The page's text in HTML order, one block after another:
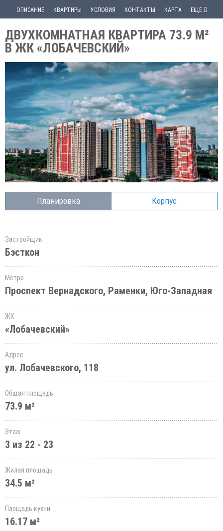
ОПИСАНИЕ КВАРТИРЫ УСЛОВИЯ КОНТАКТЫ КАРТА ЕЩЕ
ДВУХКОМНАТНАЯ КВАРТИРА 73.9 М²
В ЖК «ЛОБАЧЕВСКИЙ»
Планировка Корпус
Застройщик
Бэсткон
Метро
Проспект Вернадского, Раменки, Юго-Западная
ЖК
«Лобачевский»
Адрес
ул. Лобачевского, 118
Общая площадь
73.9 м²
Этаж
3 из 22 - 23
Жилая площадь
34.5 м²
Площадь кухни
16.17 м²